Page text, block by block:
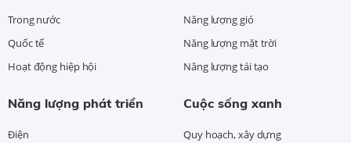
Trong nước
Quốc tế
Hoạt động hiệp hội
Năng lượng gió
Năng lượng mặt trời
Năng lượng tái tạo
Năng lượng phát triển
Điện
Cuộc sống xanh
Quy hoạch, xây dựng